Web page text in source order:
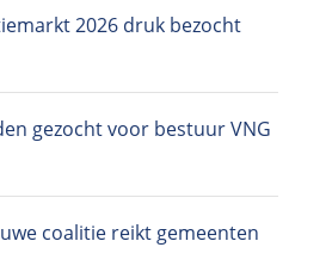
2026 druk bezocht
gezocht voor bestuur VNG
coalitie reikt gemeenten